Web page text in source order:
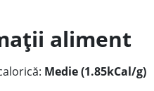
aliment
Medie (1.85kCal/g)